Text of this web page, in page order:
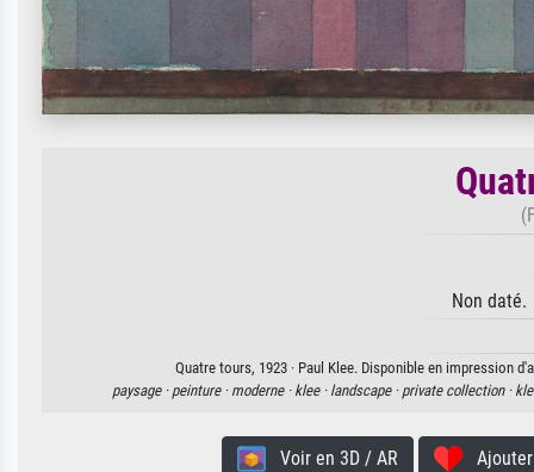
Non daté.
Quatre tours, 1923 · Paul Klee. Disponible en impression
paysage · peinture · moderne · klee · landscape · private collection ·
Voir en 3D / AR